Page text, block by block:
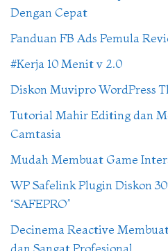
Dengan Cepat
Panduan FB Ads Pemula
#Kerja 10 Menit v 2.0
Diskon Muvipro WordPress
Tutorial Mahir Editing dan
Camtasia
Mudah Membuat Game
WP Safelink Plugin Diskon
“SAFEPRO”
Decinema Reactive
dan Sangat Profesional